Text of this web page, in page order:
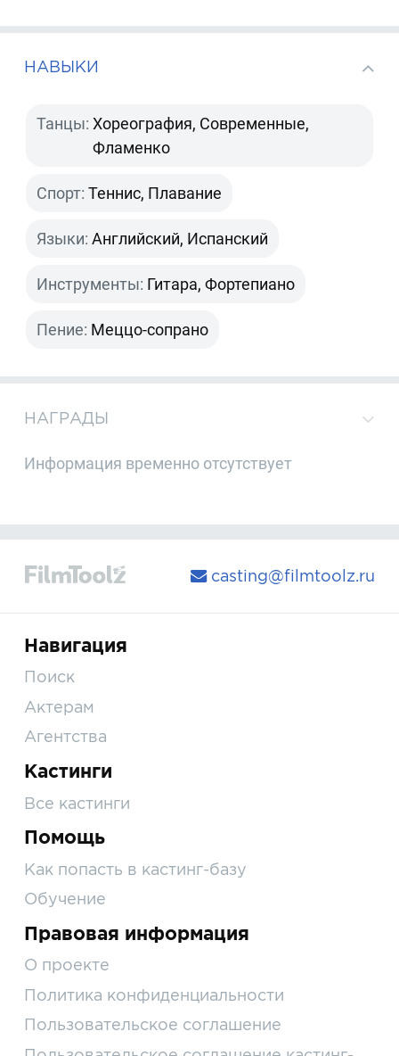
НАВЫКИ
Танцы: Хореография, Современные,
Фламенко
Спорт: Теннис, Плавание
Языки: Английский, Испанский
Инструменты: Гитара, Фортепиано
Пение: Меццо-сопрано
НАГРАДЫ
Информация временно отсутствует
casting@filmtoolz.ru
Навигация
Поиск
Актерам
Агентства
Кастинги
Все кастинги
Помощь
Как попасть в кастинг-базу
Обучение
Правовая информация
О проекте
Политика конфиденциальности
Пользовательское соглашение